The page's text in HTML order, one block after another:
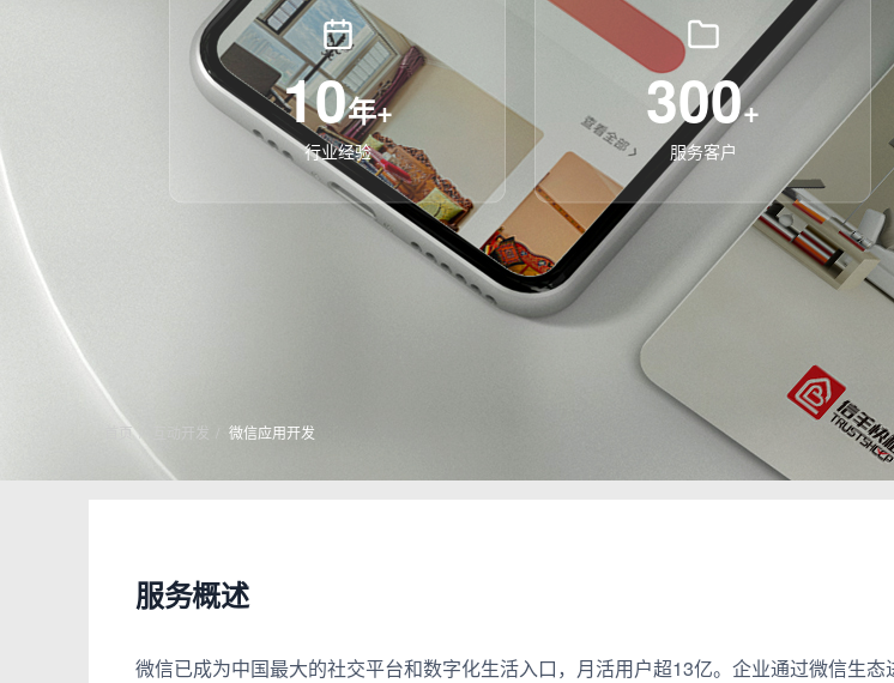
10年+
行业经验
300+
服务客户
首页 互动开发 微信应用开发
服务概述
微信已成为中国最大的社交平台和数字化生活入口，月活用户超13亿。企业通过微信生